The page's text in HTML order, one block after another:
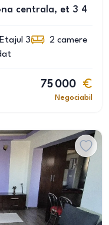
centrala, et 3 4
Etajul 3 2 camere
75 000
Negociabil